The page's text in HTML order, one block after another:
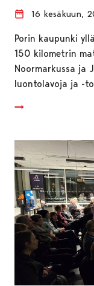
16 kesäkuun,
Porin kaupunki
150 kilometrin
Noormarkussa ja
luontolavoja ja -